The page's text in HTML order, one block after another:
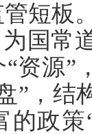
短板
国常
资源”
”，结
的政